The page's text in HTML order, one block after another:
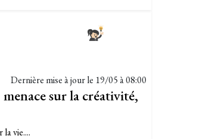
Dernière mise à jour le 19/05 à 08:00
sur la créativité,
vie....